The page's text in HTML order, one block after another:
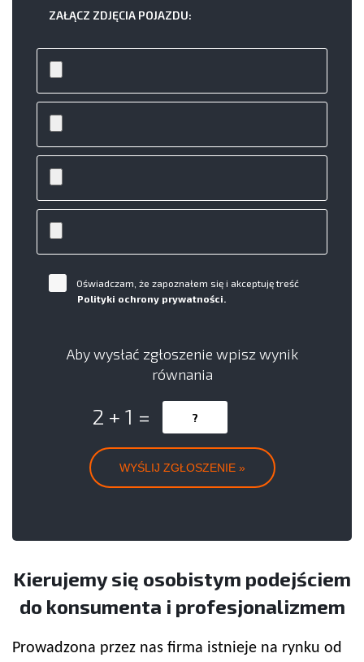
ZAŁĄCZ ZDJĘCIA POJAZDU:
Oświadczam, że zapoznałem się i akceptuję treść
Polityki ochrony prywatności.
Aby wysłać zgłoszenie wpisz wynik
równania
2 + 1 =
Kierujemy się osobistym podejściem
do konsumenta i profesjonalizmem
Prowadzona przez nas firma istnieje na rynku od